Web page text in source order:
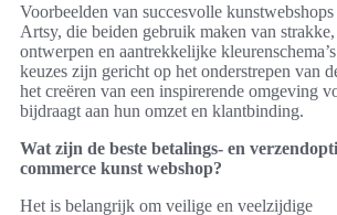
Voorbeelden van succesvolle
Artsy, die beiden gebruik maken van
ontwerpen en aantrekkelijke
keuzes zijn gericht op het onderstrepen van
het creëren van een inspirerende omgeving
bijdraagt aan hun omzet en klantbinding.
Wat zijn de beste betalings- en
commerce kunst webshop?
Het is belangrijk om veilige en veelzijdige